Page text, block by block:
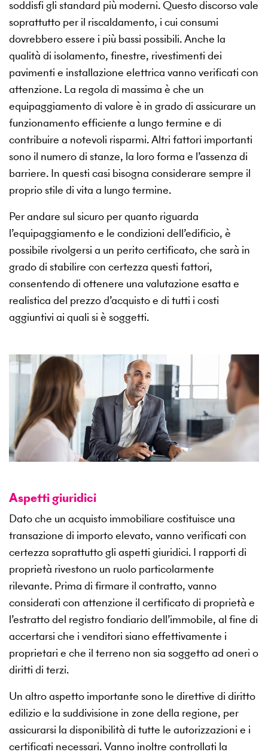
soddisfi gli standard più moderni. Questo discorso vale
soprattutto per il riscaldamento, i cui consumi
dovrebbero essere i più bassi possibili. Anche la
qualità di isolamento, finestre, rivestimenti dei
pavimenti e installazione elettrica vanno verificati con
attenzione. La regola di massima è che un
equipaggiamento di valore è in grado di assicurare un
funzionamento efficiente a lungo termine e di
contribuire a notevoli risparmi. Altri fattori importanti
sono il numero di stanze, la loro forma e l’assenza di
barriere. In questi casi bisogna considerare sempre il
proprio stile di vita a lungo termine.
Per andare sul sicuro per quanto riguarda
l’equipaggiamento e le condizioni dell’edificio, è
possibile rivolgersi a un perito certificato, che sarà in
grado di stabilire con certezza questi fattori,
consentendo di ottenere una valutazione esatta e
realistica del prezzo d’acquisto e di tutti i costi
aggiuntivi ai quali si è soggetti.
Aspetti giuridici
Dato che un acquisto immobiliare costituisce una
transazione di importo elevato, vanno verificati con
certezza soprattutto gli aspetti giuridici. I rapporti di
proprietà rivestono un ruolo particolarmente
rilevante. Prima di firmare il contratto, vanno
considerati con attenzione il certificato di proprietà e
l’estratto del registro fondiario dell’immobile, al fine di
accertarsi che i venditori siano effettivamente i
proprietari e che il terreno non sia soggetto ad oneri o
diritti di terzi.
Un altro aspetto importante sono le direttive di diritto
edilizio e la suddivisione in zone della regione, per
assicurarsi la disponibilità di tutte le autorizzazioni e i
certificati necessari. Vanno inoltre controllati la